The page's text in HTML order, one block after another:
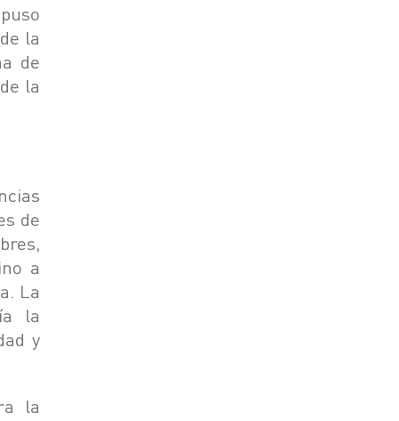
la
de
la
de
a
La
la
y
la